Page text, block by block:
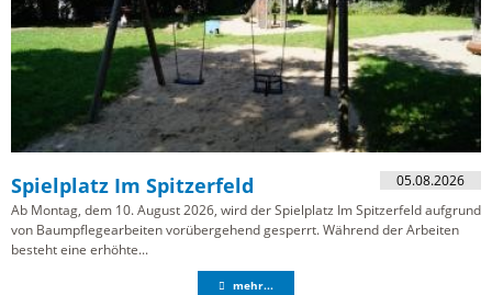
05.08.2026
Spielplatz Im Spitzerfeld
Ab Montag, dem 10. August 2026, wird der Spielplatz Im Spitzerfeld aufgrund
von Baumpflegearbeiten vorübergehend gesperrt. Während der Arbeiten
besteht eine erhöhte...
mehr...